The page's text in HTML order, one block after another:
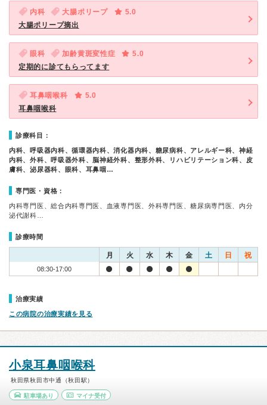
内科 大腸ポリープ
5.0
大腸ポリープ摘出
眼科 加齢黄斑変性症
5.0
定期的に診てもらってます
耳鼻咽喉科
5.0
耳鼻咽喉科
診療科目：
内科、呼吸器内科、循環器内科、消化器内科、糖尿病科、アレルギー科、神経
内科、外科、呼吸器外科、脳神経外科、整形外科、リハビリテーション科、皮
膚科、泌尿器科、眼科、耳鼻咽…
専門医・資格：
内科専門医、総合内科専門医、血液専門医、外科専門医、糖尿病専門医、内分
泌代謝科…
診療時間
月 火 水 木 金 土 日 祝
08:30-17:00
治療実績
この病院の治療実績を見る
小泉耳鼻咽喉科
秋田県秋田市中通（秋田駅）
駐車場あり マイナ受付